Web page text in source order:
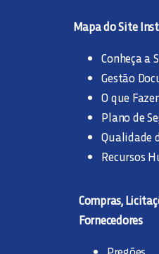
Mapa do Site
Conheça a
Gestão
O que
Plano de
Qualidade
Recursos
Compras,
Fornecedores